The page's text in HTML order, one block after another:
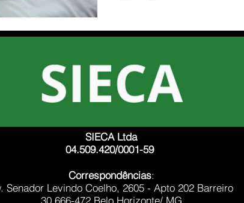
SIECA Ltda
04.509.420/0001-59
Correspondências:
Senador Levindo Coelho, 2605 - Apto 202 Barreiro
30.666-472 Belo Horizonte/ MG